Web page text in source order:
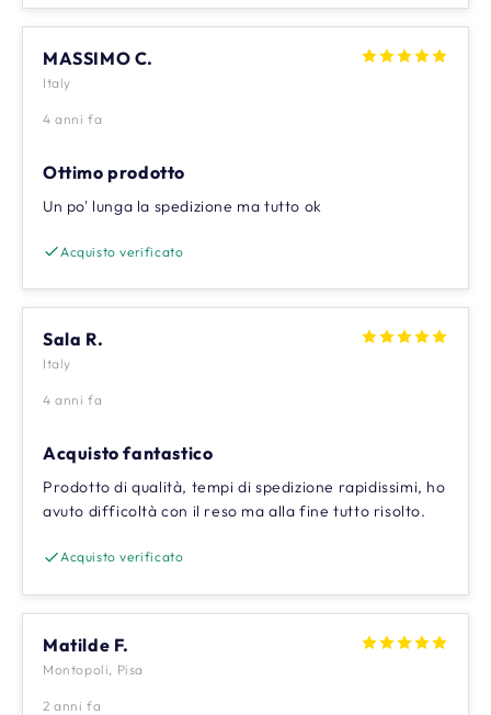
MASSIMO C.
Italy
4 anni fa
Ottimo prodotto
Un po' lunga la spedizione ma tutto ok
Acquisto verificato
Sala R.
Italy
4 anni fa
Acquisto fantastico
Prodotto di qualità, tempi di spedizione rapidissimi, ho
avuto difficoltà con il reso ma alla fine tutto risolto.
Acquisto verificato
Matilde F.
Montopoli, Pisa
2 anni fa